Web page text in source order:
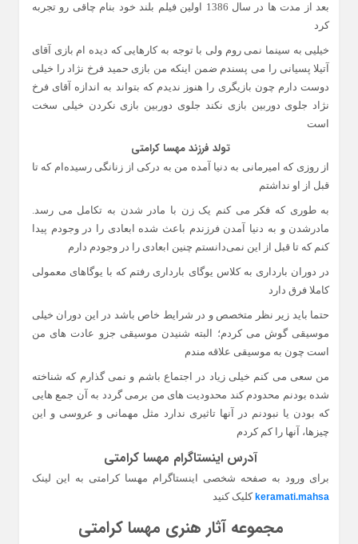
بعد از مدت ها در سال 1386 اولین فیلم بلند خود بنام چاقی رو تجربه
کرد
خيليی به سينما نمی روم ولی با توجه به کارهايی که ديده ام بازی آقای
آتيلا پسيانی را می پسندم ضمن اينکه من بازی حميد فرخ نژاد را خيلی
دوست دارم چون بازيگری را هنوز نديدم که بتواند به اندازه آقای فرخ
نژاد جلوی دوربين بازی نکند جلوی دوربين بازی نکردن خيلی سخت
است
تولد فرزند مهسا کرامتی
از روزی که امیرمانی به دنیا آمده من به درکی از زنانگی رسیده‌ام که تا
قبل از او نداشتم
به طوری که فکر می‌ کنم یک زن با مادر شدن به تکامل می‌ رسد.
مادرشدن و به دنیا آمدن فرزندم باعث شده ابعادی را در وجودم پیدا
کنم که تا قبل از این نمی‌دانستم چنین ابعادی را در وجودم دارم
در دوران بارداری به کلاس یوگای بارداری رفتم که با یوگاهای معمولی
کاملا فرق دارد
حتما باید زیر نظر متخصص و در شرایط خاص باشد در این دوران خیلی
موسیقی گوش می‌ کردم؛ البته شنیدن موسیقی جزو عادت‌ های من
است چون به موسیقی علاقه‌ مندم
من سعی می کنم خیلی زیاد در اجتماع باشم و نمی گذارم که شناخته
شده بودنم محدودم کند محدودیت های من برمی گردد به آن جمع هایی
که بودن یا نبودنم در آنها تاثیری ندارد مثل مهمانی و عروسی و این
چیزها، آنها را کم کردم
آدرس اینستاگرام مهسا کرامتی
برای ورود به صفحه شخصی اینستاگرام مهسا کرامتی به این لینک
keramati.mahsaکلیک کنید
مجموعه آثار هنری مهسا کرامتی